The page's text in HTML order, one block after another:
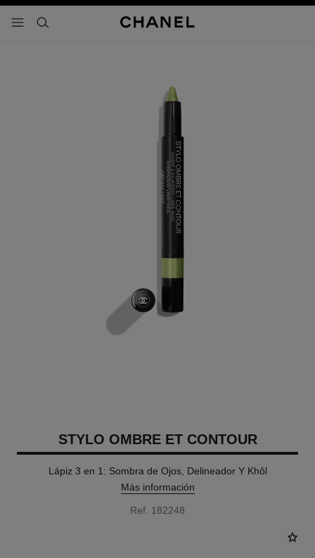
- navegación principal
buscar
STYLO OMBRE ET CONTOUR
Lápiz 3 en 1: Sombra de Ojos, Delineador Y Khôl
Más información
Ref. 182248